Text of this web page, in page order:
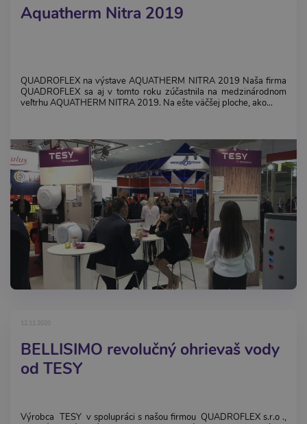
Aquatherm Nitra 2019
QUADROFLEX na výstave AQUATHERM NITRA 2019 Naša firma
QUADROFLEX sa aj v tomto roku zúčastnila na medzinárodnom
veľtrhu AQUATHERM NITRA 2019. Na ešte väčšej ploche, ako...
BELLISIMO revolučný ohrievaš vody
od TESY
Výrobca TESY v spolupráci s našou firmou QUADROFLEX s.r.o .,